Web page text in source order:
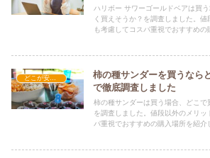
ハリボー サワーゴールドベアは買
く買えそうか？を調査しました。
も考慮してコスパ重視でおすすめの
どこが安い？-お菓子・スイーツ・アイス
柿の種サンダーを買うなら
で徹底調査しました
柿の種サンダーは買う場合、どこで
を調査しました。値段以外のメリ
パ重視でおすすめの購入場所を紹介